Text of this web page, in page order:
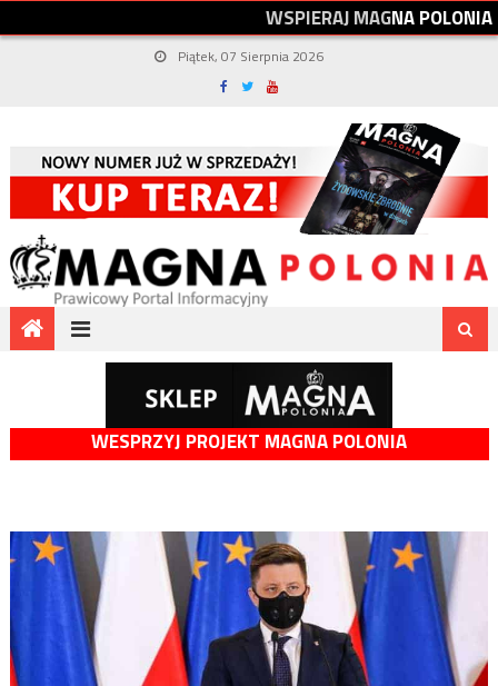
WSPIERAJMAGNAPOLONIA
Piątek, 07 Sierpnia 2026
WESPRZYJ PROJEKT MAGNA POLONIA